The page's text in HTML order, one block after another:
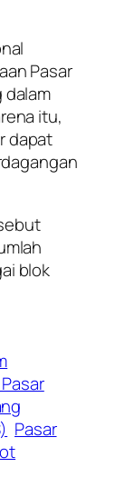
Pasar
dalam
itu,
dapat
blok
Pasar